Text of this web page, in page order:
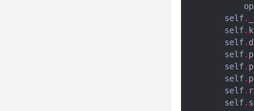
self.
self.
self.
self.
self.
self.
self.
self.